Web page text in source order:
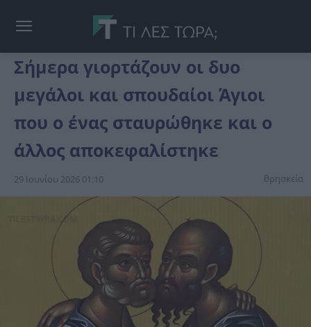
Σήμερα γιορτάζουν οι δυο
μεγάλοι και σπουδαίοι Άγιοι
που ο ένας σταυρώθηκε και ο
άλλος αποκεφαλίστηκε
29 Ιουνίου 2026 01:10 θρησκεία